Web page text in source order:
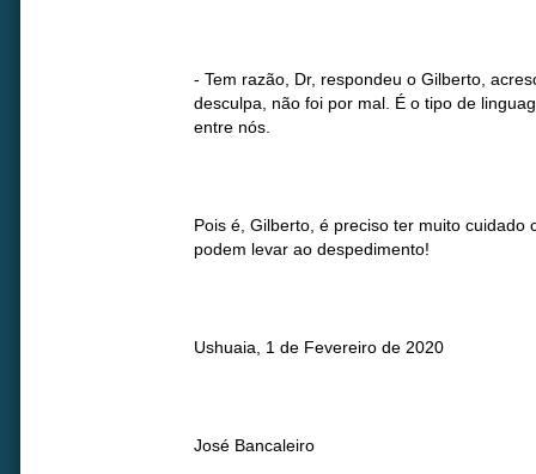
- Tem razão, Dr, respondeu o Gilberto,
desculpa, não foi por mal. É o tipo de
entre nós.
Pois é, Gilberto, é preciso ter muito cuidado
podem levar ao despedimento!
Ushuaia, 1 de Fevereiro de 2020
José Bancaleiro